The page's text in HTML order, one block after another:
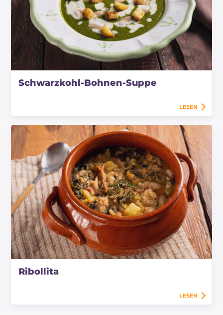
Schwarzkohl-Bohnen-Suppe
LESEN
Ribollita
LESEN